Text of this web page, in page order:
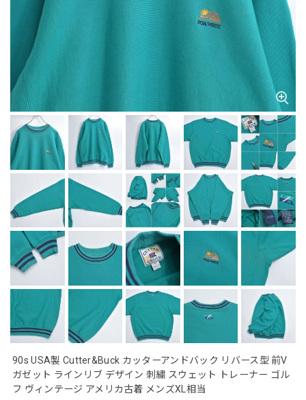
90s USA製 Cutter&Buck カッターアンドバック リバース型 前V
ガゼット ラインリブ デザイン 刺繍 スウェット トレーナー ゴル
フ ヴィンテージ アメリカ古着 メンズXL相当